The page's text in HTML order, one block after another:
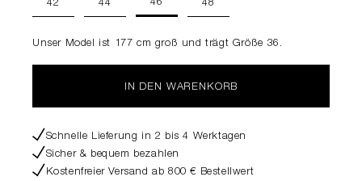
42 44 46 48
Unser Model ist 177 cm groß und trägt Größe 36.
IN DEN WARENKORB
Schnelle Lieferung in 2 bis 4 Werktagen
Sicher & bequem bezahlen
Kostenfreier Versand ab 800 € Bestellwert